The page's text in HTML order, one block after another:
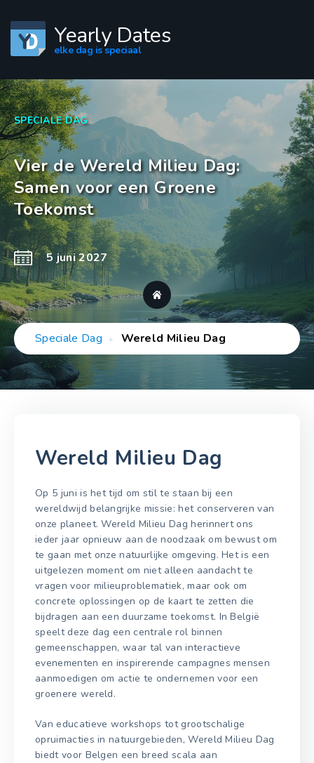
Yearly Dates
elke dag is speciaal
SPECIALE DAG
Vier de Wereld Milieu Dag:
Samen voor een Groene
Toekomst
5 juni 2027
Speciale Dag Wereld Milieu Dag
Wereld Milieu Dag
Op 5 juni is het tijd om stil te staan bij een
wereldwijd belangrijke missie: het conserveren van
onze planeet. Wereld Milieu Dag herinnert ons
ieder jaar opnieuw aan de noodzaak om bewust om
te gaan met onze natuurlijke omgeving. Het is een
uitgelezen moment om niet alleen aandacht te
vragen voor milieuproblematiek, maar ook om
concrete oplossingen op de kaart te zetten die
bijdragen aan een duurzame toekomst. In België
speelt deze dag een centrale rol binnen
gemeenschappen, waar tal van interactieve
evenementen en inspirerende campagnes mensen
aanmoedigen om actie te ondernemen voor een
groenere wereld.
Van educatieve workshops tot grootschalige
opruimacties in natuurgebieden, Wereld Milieu Dag
biedt voor Belgen een breed scala aan